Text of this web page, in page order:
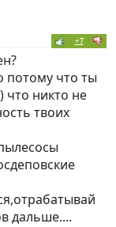
+7
потому что ты
что никто не
твоих
дальше....